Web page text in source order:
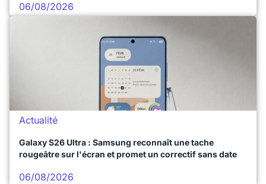
06/08/2026
Actualité
Galaxy S26 Ultra : Samsung reconnaît une tache
rougeâtre sur l'écran et promet un correctif sans date
06/08/2026